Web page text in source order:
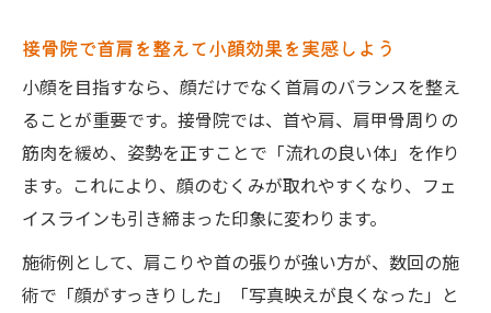
接骨院で首肩を整えて小顔効果を実感しよう
小顔を目指すなら、顔だけでなく首肩のバランスを整え
ることが重要です。接骨院では、首や肩、肩甲骨周りの
筋肉を緩め、姿勢を正すことで「流れの良い体」を作り
ます。これにより、顔のむくみが取れやすくなり、フェ
イスラインも引き締まった印象に変わります。
施術例として、肩こりや首の張りが強い方が、数回の施
術で「顔がすっきりした」「写真映えが良くなった」と